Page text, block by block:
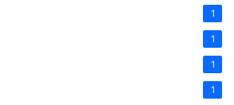
1
1
1
1